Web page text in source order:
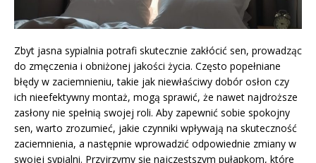
Zbyt jasna sypialnia potrafi skutecznie zakłócić sen, prowadząc
do zmęczenia i obniżonej jakości życia. Często popełniane
błędy w zaciemnieniu, takie jak niewłaściwy dobór osłon czy
ich nieefektywny montaż, mogą sprawić, że nawet najdroższe
zasłony nie spełnią swojej roli. Aby zapewnić sobie spokojny
sen, warto zrozumieć, jakie czynniki wpływają na skuteczność
zaciemnienia, a następnie wprowadzić odpowiednie zmiany w
swojej sypialni. Przyjrzymy się najczęstszym pułapkom, które